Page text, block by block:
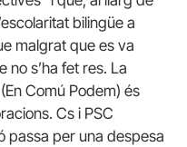
bilingüe a
malgrat que es va
no s’ha fet res. La
Comú Podem) és
Cs i PSC
passa per una despesa